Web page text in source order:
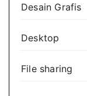
Desain Grafis
Desktop
File sharing